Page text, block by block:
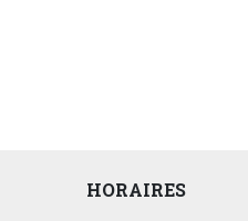
HORAIRES